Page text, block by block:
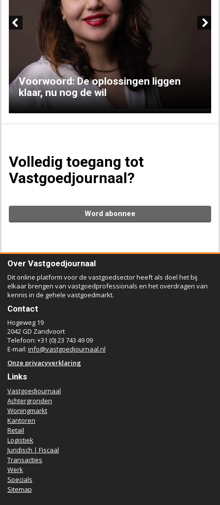
Voorwoord: De oplossingen liggen
klaar, nu nog de wil
Volledig toegang tot
Vastgoedjournaal?
Word abonnee
Over Vastgoedjournaal
Dit online platform voor de vastgoedsector heeft als doel het bij
elkaar brengen van vastgoedprofessionals en het overdragen van
kennis in de gehele vastgoedmarkt.
Contact
Hogeweg 19
2042 GD Zandvoort
Telefoon: +31 (0) 23 743 49 09
E-mail: info@vastgoedjournaal.nl
Onze privacyverklaring
Links
Vastgoedjournaal
Achtergronden
Woningmarkt
Kantoren
Retail
Logistiek
Juridisch | Fiscaal
Transacties
Werk
Specials
Sitemap